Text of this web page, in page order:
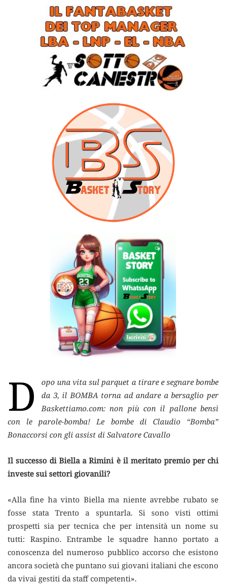
D
opo una vita sul parquet a tirare e segnare bombe
da 3, il BOMBA torna ad andare a bersaglio per
Baskettiamo.com: non più con il pallone bensì
con le parole-bomba!
Le bombe di Claudio “Bomba”
Bonaccorsi con gli assist di Salvatore Cavallo
Il successo di Biella a Rimini è il meritato premio per chi
investe sui settori giovanili?
«Alla fine ha vinto Biella ma niente avrebbe rubato se
fosse stata Trento a spuntarla. Si sono visti ottimi
prospetti sia per tecnica che per intensità un nome su
tutti: Raspino. Entrambe le squadre hanno portato a
conoscenza del numeroso pubblico accorso che esistono
ancora società che puntano sui giovani italiani che escono
da vivai gestiti da staff competenti».